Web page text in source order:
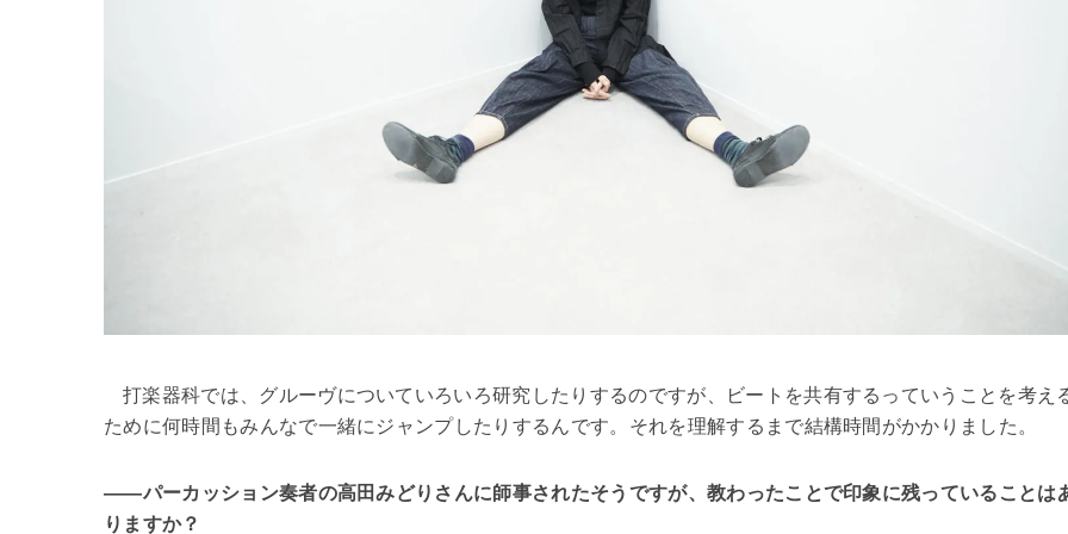
打楽器科では、グルーヴについていろいろ研究したりするのですが、ビートを共有するっていうことを考え
ために何時間もみんなで一緒にジャンプしたりするんです。それを理解するまで結構時間がかかりました。
――パーカッション奏者の高田みどりさんに師事されたそうですが、教わったことで印象に残っていることは
りますか？